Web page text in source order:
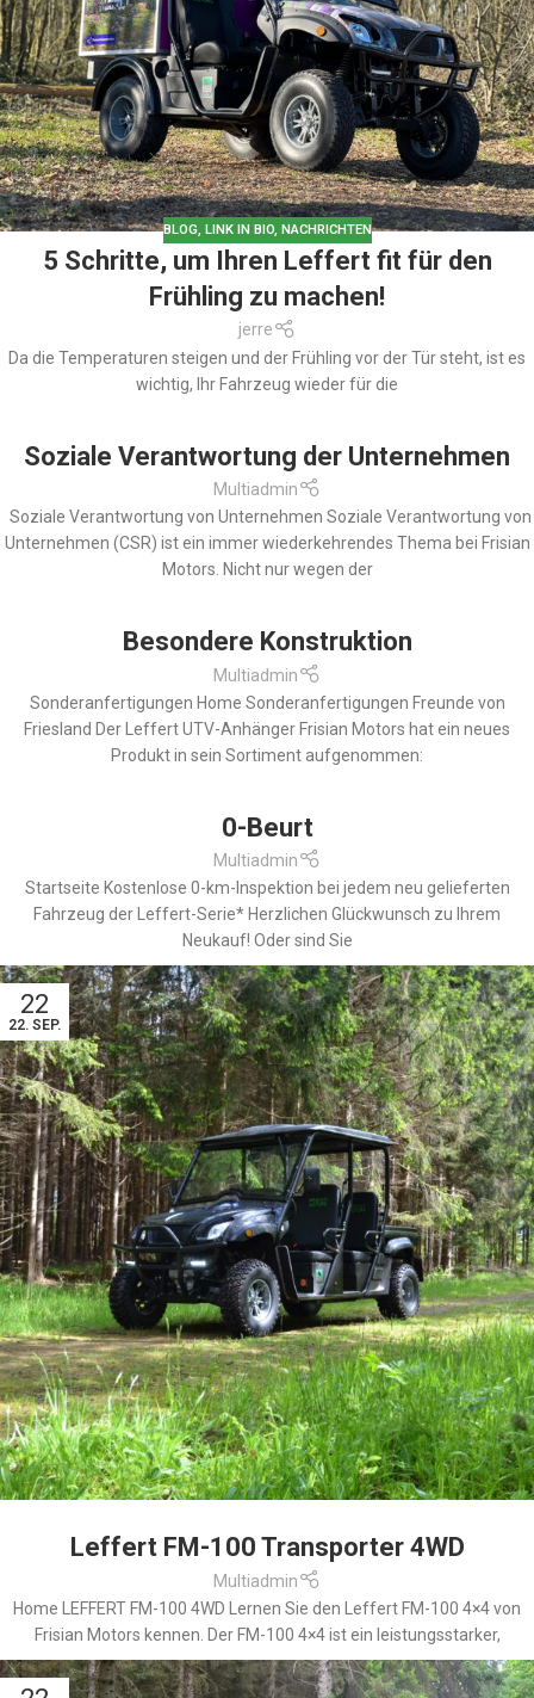
BLOG, LINK IN BIO, NACHRICHTEN
5 Schritte, um Ihren Leffert fit für den
Frühling zu machen!
jerre
Da die Temperaturen steigen und der Frühling vor der Tür steht, ist es
wichtig, Ihr Fahrzeug wieder für die
Soziale Verantwortung der Unternehmen
Multiadmin
Soziale Verantwortung von Unternehmen Soziale Verantwortung von
Unternehmen (CSR) ist ein immer wiederkehrendes Thema bei Frisian
Motors. Nicht nur wegen der
Besondere Konstruktion
Multiadmin
Sonderanfertigungen Home Sonderanfertigungen Freunde von
Friesland Der Leffert UTV-Anhänger Frisian Motors hat ein neues
Produkt in sein Sortiment aufgenommen:
0-Beurt
Multiadmin
Startseite Kostenlose 0-km-Inspektion bei jedem neu gelieferten
Fahrzeug der Leffert-Serie* Herzlichen Glückwunsch zu Ihrem
Neukauf! Oder sind Sie
22
22. SEP.
Leffert FM-100 Transporter 4WD
Multiadmin
Home LEFFERT FM-100 4WD Lernen Sie den Leffert FM-100 4×4 von
Frisian Motors kennen. Der FM-100 4×4 ist ein leistungsstarker,